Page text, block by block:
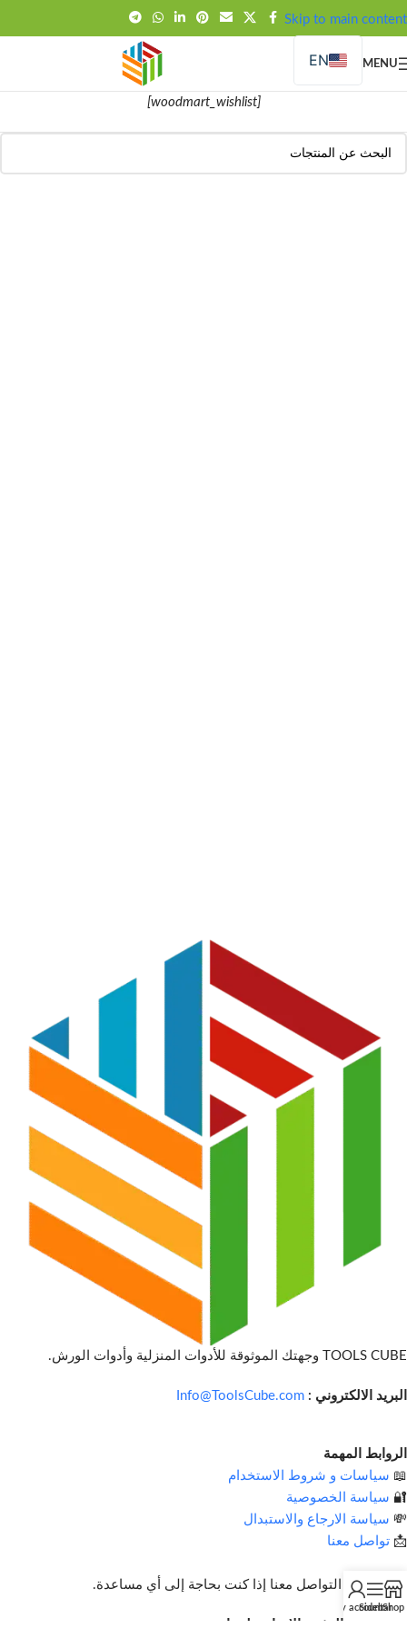
Skip to main content
FREE SHIPPING OVER 99SAR
MENU
EN
[woodmart_wishlist]
TOOLS CUBE وجهتك الموثوقة للأدوات المنزلية وأدوات الورش.
البريد الالكتروني : Info@ToolsCube.com
الروابط المهمة
📖 سياسات و شروط الاستخدام
🔐 سياسة الخصوصية
💸 سياسة الارجاع والاستبدال
📩 تواصل معنا
لا تتردد في التواصل معنا إذا كنت بحاجة إلى أي مساعدة.
اشترك في النشرة الإخبارية لدينا
Shop
Sidebar
My account